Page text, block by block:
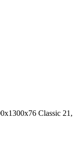
Classic 21,